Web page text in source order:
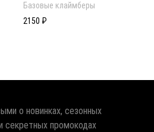
Базовые клаймберы
2150 ₽
о новинках, сезонных
секретных промокодах